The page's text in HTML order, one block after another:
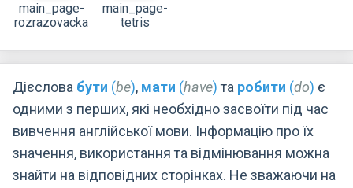
main_page-
rozrazovacka
main_page-
tetris
Дієслова бути (be), мати (have)та робити (do) є
одними з перших, які необхідно засвоїти під час
вивчення англійської мови. Інформацію про їх
значення, використання та відмінювання можна
знайти на відповідних сторінках. Не зважаючи на